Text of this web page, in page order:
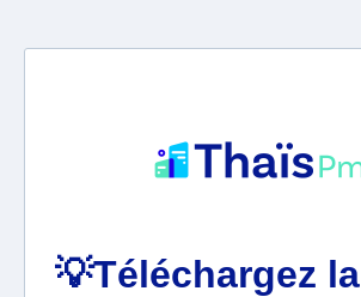
💡Téléchargez la